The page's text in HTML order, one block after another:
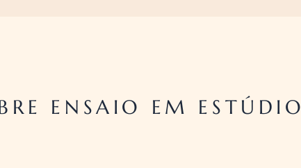
ENSAIO EM ESTÚDIO